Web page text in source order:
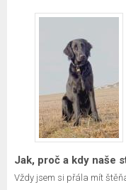
Jak, proč a kdy naše
Vždy jsem si přála mít